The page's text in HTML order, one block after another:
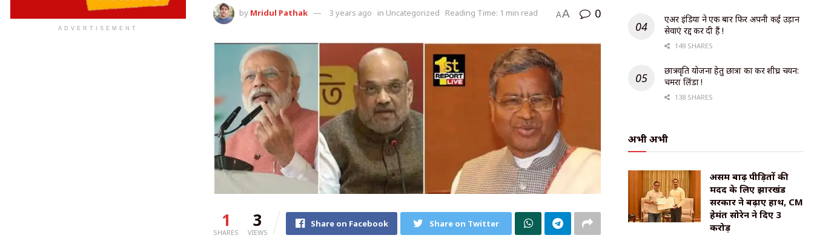
by Mridul Pathak 3 years ago in Uncategorized Reading Time: 1 min read AA 0
1
SHARES
3
VIEWS
Share on Facebook Share on Twitter
ADVERTISEMENT
एअर इंडिया ने एक बार फिर अपनी कई उड़ान
सेवाएं रद्द कर दी हैं !
149 SHARES
छात्रवृति योजना हेतु छात्रों का करें शीघ्र चयन:
चमरा लिंडा !
138 SHARES
अभी अभी
असम बाढ़ पीड़ितों की
मदद के लिए झारखंड
सरकार ने बढ़ाए हाथ, CM
हेमंत सोरेन ने दिए ₹3
करोड़